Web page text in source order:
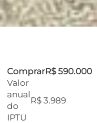
ComprarR$ 590.000
Valor
anual
do
IPTU
R$ 3.989